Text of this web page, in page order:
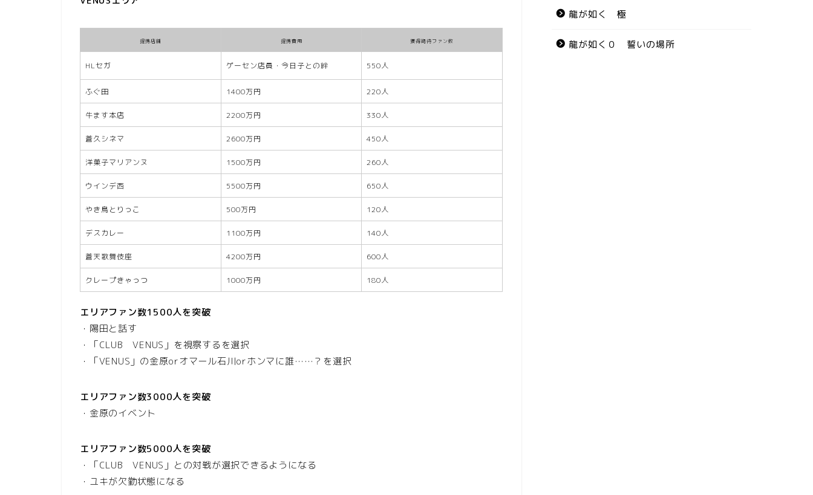
提携店舗 提携費用 獲得期待ファン数
HLセガ ゲーセン店員・今日子との絆 550人
ふぐ田 1400万円 220人
牛ます本店 2200万円 330人
蒼久シネマ 2600万円 450人
洋菓子マリアンヌ 1500万円 260人
ウインデ西 5500万円 650人
やき鳥とりっこ 500万円 120人
デスカレー 1100万円 140人
蒼天歌舞伎座 4200万円 600人
クレープきゃっつ 1000万円 180人
エリアファン数1500人を突破
・陽田と話す
・「CLUB VENUS」を視察するを選択
・「VENUS」の金原orオマール石川orホンマに誰……？を選択
エリアファン数3000人を突破
・金原のイベント
エリアファン数5000人を突破
・「CLUB VENUS」との対戦が選択できるようになる
・ユキが欠勤状態になる
龍が如く 極
龍が如く０ 誓いの場所